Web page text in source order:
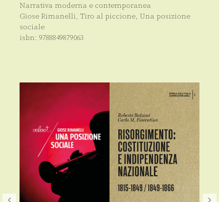
Narrativa moderna e contemporanea
Giose Rimanelli, Tiro al piccione, Una posizione
sociale
isbn: 9788849879063